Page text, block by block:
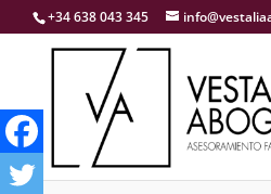
+34 638 043 345